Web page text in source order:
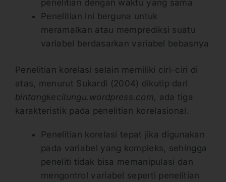
penelitian dengan waktu yang sama
Penelitian ini berguna untuk
meramalkan atau memprediksi suatu
variabel berdasarkan variabel bebasnya
Penelitian korelasi selain memiliki ciri-ciri di
atas, menurut Sukardi (2004) dikutip dari
bintangkecilungu.wordpress.com, ada tiga
karakteristik pada penelitian korelasional.
Penelitian korelasi tepat jika digunakan
pada variabel yang kompleks, sehingga
peneliti tidak bisa memanipulasi dan
mengontrol variabel seperti penelitian